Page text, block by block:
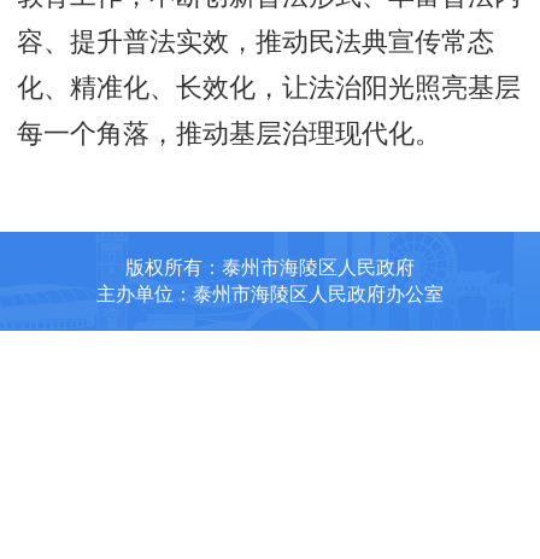
容、提升普法实效，推动民法典宣传常态
化、精准化、长效化，让法治阳光照亮基层
每一个角落，推动基层治理现代化。
版权所有：泰州市海陵区人民政府
主办单位：泰州市海陵区人民政府办公室